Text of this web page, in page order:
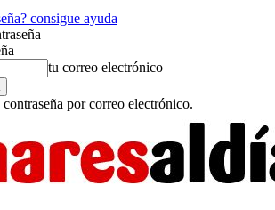
consigue ayuda
tu correo electrónico
por correo electrónico.